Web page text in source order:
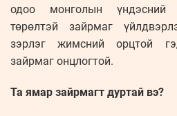
одоо монголын үндэсний
төрөлтэй зайрмаг
зэрлэг жимсний орцтой
зайрмаг онцлогтой.
Та ямар зайрмагт дуртай вэ?